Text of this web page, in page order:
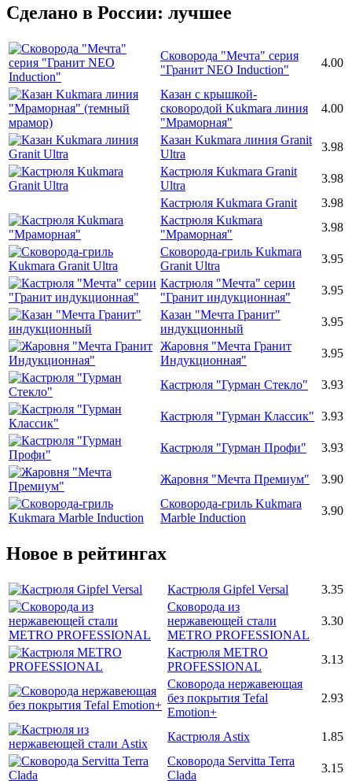
Сделано в России: лучшее
Сковорода "Мечта" серия
"Гранит NEO Induction"
4.00
Казан с крышкой-
сковородой Kukmara линия
"Мраморная"
4.00
Казан Kukmara линия Granit
Ultra
3.98
Кастрюля Kukmara Granit
Ultra
3.98
Кастрюля Kukmara Granit
3.98
Кастрюля Kukmara
"Мраморная"
3.98
Сковорода-гриль Kukmara
Granit Ultra
3.95
Кастрюля "Мечта" серии
"Гранит индукционная"
3.95
Казан "Мечта Гранит"
индукционный
3.95
Жаровня "Мечта Гранит
Индукционная"
3.95
Кастрюля "Гурман Стекло" 3.93
Кастрюля "Гурман Классик" 3.93
Кастрюля "Гурман Профи" 3.93
Жаровня "Мечта Премиум"
3.90
Сковорода-гриль Kukmara
Marble Induction
3.90
Новое в рейтингах
Кастрюля Gipfel Versal
3.35
Сковорода из
нержавеющей стали
METRO PROFESSIONAL
3.30
Кастрюля METRO
PROFESSIONAL
3.13
Сковорода нержавеющая
без покрытия Tefal
Emotion+
2.93
Кастрюля Astix
1.85
Сковорода Servitta Terra
Clada
3.15